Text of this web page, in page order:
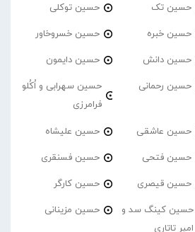
حسین تک حسین توکلی
حسین خبره حسین خسروخاور
حسین دانش حسین دایمون
حسین رحمانی
حسین سهرابی و اُکُلو
فرامرزی
حسین عاشقی حسین علیشاه
حسین فتحی حسین فسنقری
حسین قیصری حسین کارگر
حسین کینگ سد و
امیر تاتاری
حسین مزینانی